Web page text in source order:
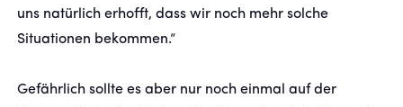
uns natürlich erhofft, dass wir noch mehr solche
Situationen bekommen.“
Gefährlich sollte es aber nur noch einmal auf der